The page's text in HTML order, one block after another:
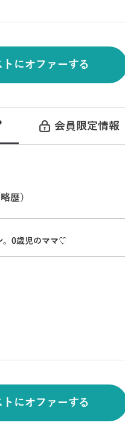
トにオファーする
会員限定情報
歴）
。0歳児のママ♡
トにオファーする